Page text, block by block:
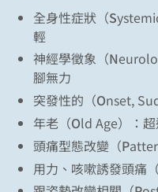
全身性症狀（S
輕
神經學徵象（N
腳無力
突發性的（Onset,
年老（Old Age）：
頭痛型態改變（P
用力、咳嗽誘發頭痛（